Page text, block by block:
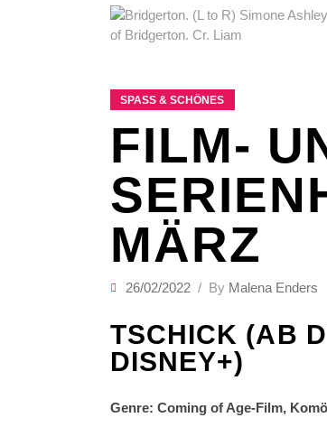
SPASS & SCHÖNES
FILM-
MÄRZ
26/02/2022 By Malena Enders
TSCHICK (AB
DISNEY+)
Genre: Coming of Age-Film,